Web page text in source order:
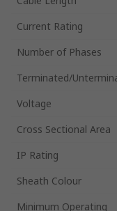
Current Rating
Number of Phases
Terminated/
Voltage
Cross Sectional Area
IP Rating
Sheath Colour
Minimum Operating